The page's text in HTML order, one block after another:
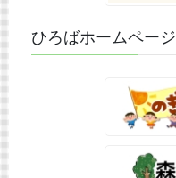
ひろばホームページ